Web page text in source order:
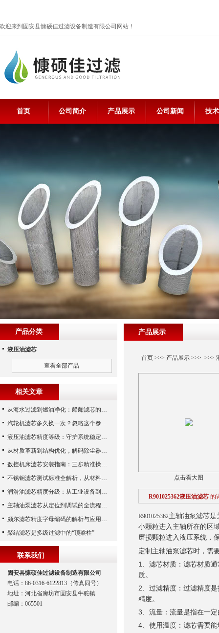
欢迎来到固安县慷硕佳过滤设备制造有限公司网站！
首页 公司简介 产品展示 公司新闻 技
产品展示
首页>>> 产品展示>>> >>>
点击看大图
R901025362液压油滤芯 的
R901025362主轴油泵滤芯是
小颗粒进入主轴所在的区
磨损颗粒进入液压系统，
定制主轴油泵滤芯时，需
1、滤芯材质：滤芯材质
质。
2、过滤精度：过滤精度
精度。
3、流量：流量是指在一
4、使用温度：滤芯需要
产品分类
液压油滤芯
查看全部产品
相关文章
从海水过滤到燃油净化：船舶滤芯的多场景应用解析
汽轮机滤芯多久换一次？忽略这个参数，机组非停损失可能上百万！
液压油滤芯精度等级：守护系统稳定与寿命的“微米标尺”
从材质革新到结构优化，解码除尘器滤芯性能跃升的核心逻辑
数控机床滤芯安装指南：三步精准操作，杜绝设备“亚健康”
不锈钢滤芯测试标准全解析，从材料性能到应用场景的严苛验证
润滑油滤芯精度分级：从工业设备到精密系统的过滤密码
主轴油泵滤芯从定位到调试的全流程解析
颇尔滤芯精度字母编码的解析与应用指南
聚结滤芯是多级过滤中的“顶梁柱”
联系我们
固安县慷硕佳过滤设备制造有限公司
电话：86-0316-6122813（传真同号）
地址：河北省廊坊市固安县牛驼镇
邮编：065501